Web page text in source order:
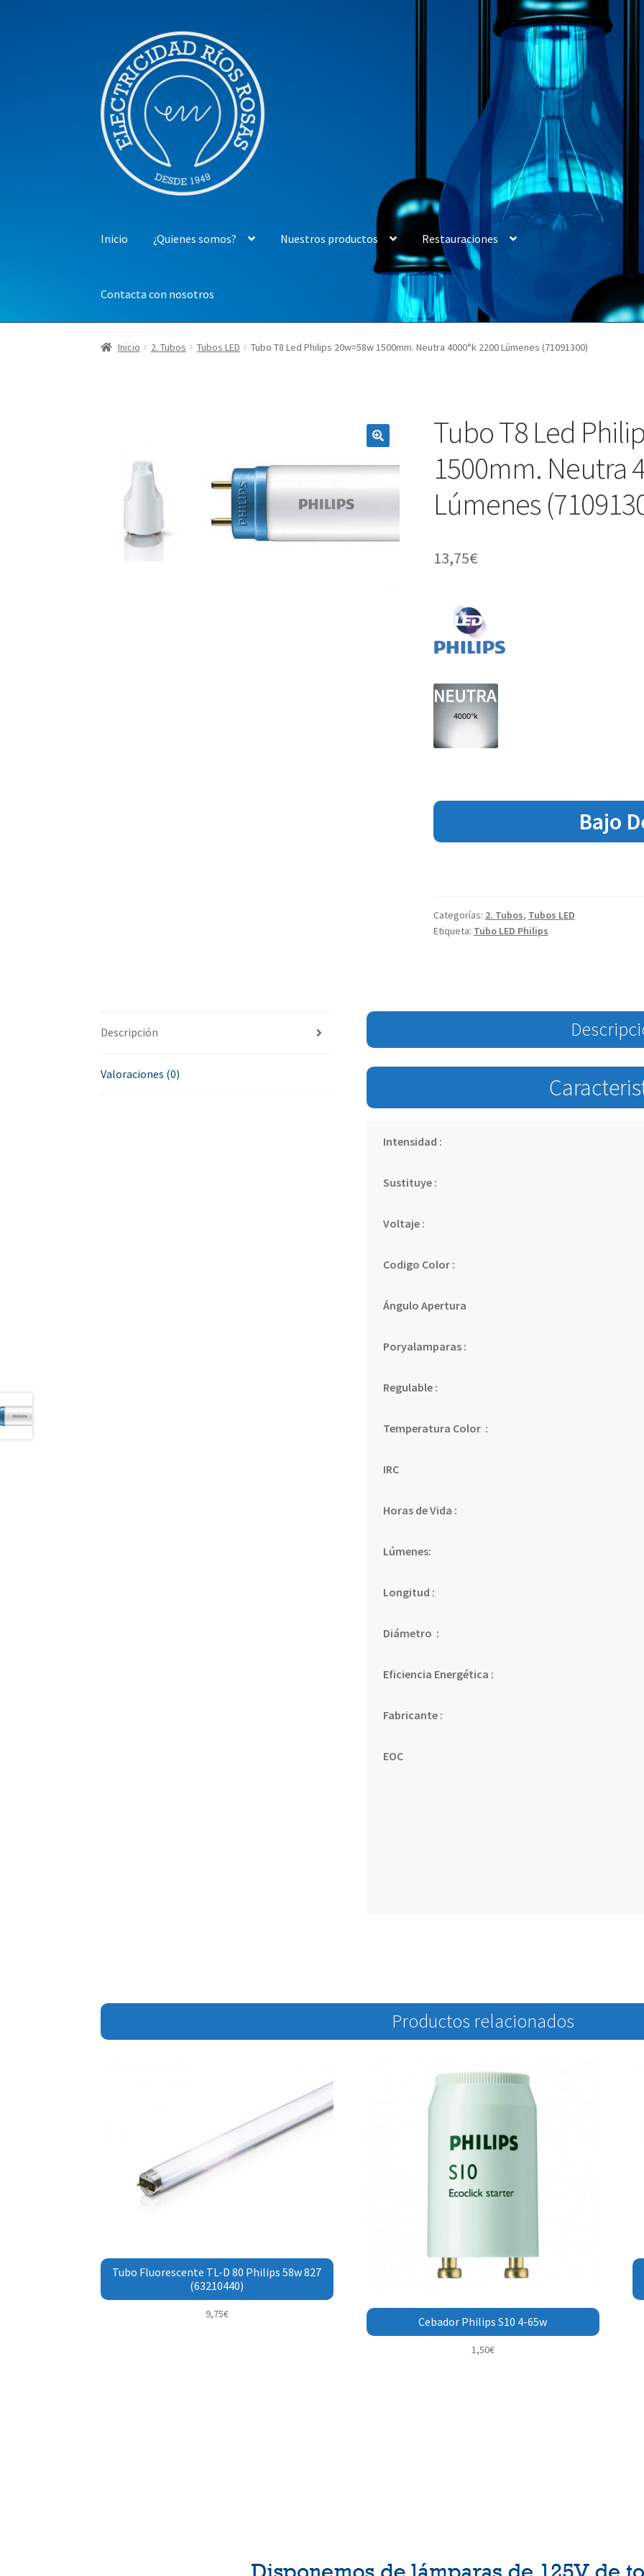
la
navegación
contenido
Inicio ¿Quienes somos? Nuestros productos Restauraciones
Contacta con nosotros
Inicio 2. Tubos Tubos LED Tubo T8 Led Philips 20w=58w 1500mm. Neutra 4000°k 2200 Lúmenes (71091300)
Tubo T8 Led
1500mm. Neutra
Lúmenes
13,75€
Bajo
Categorías: 2. Tubos, Tubos LED
Etiqueta: Tubo LED Philips
Descripción
Valoraciones (0)
Intensidad :
Sustituye :
Voltaje :
Codigo Color :
Ángulo Apertura
Poryalamparas :
Regulable :
Temperatura Color :
IRC
Horas de Vida :
Lúmenes:
Longitud :
Diámetro :
Eficiencia Energética :
Fabricante :
EOC
Productos relacionados
Tubo Fluorescente TL-D 80 Philips 58w 827
(63210440)
9,75€
Cebador Philips S10 4-65w
1,50€